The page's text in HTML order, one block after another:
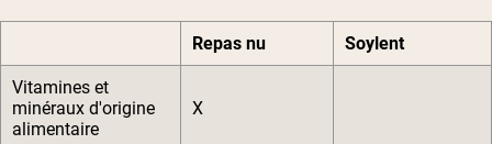
Repas nu Soylent
Vitamines et
minéraux d'origine
alimentaire
X